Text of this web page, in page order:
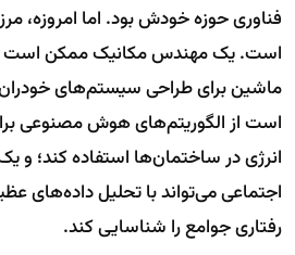
فناوری حوزه خودش بود. اما امروزه،
است. یک مهندس مکانیک ممکن است
ماشین برای طراحی سیستم‌های
است از الگوریتم‌های هوش مصنوعی
انرژی در ساختمان‌ها استفاده کند؛ و
اجتماعی می‌تواند با تحلیل داده‌های
رفتاری جوامع را شناسایی کند.